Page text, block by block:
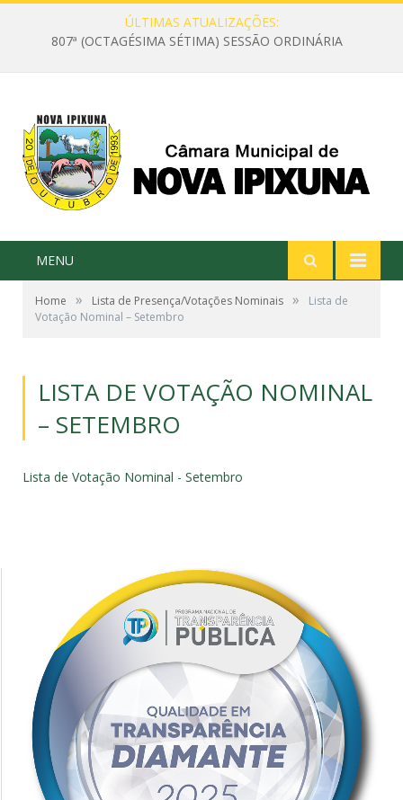
ÚLTIMAS ATUALIZAÇÕES:
807ª (OCTAGÉSIMA SÉTIMA) SESSÃO ORDINÁRIA
MENU
Home » Lista de Presença/Votações Nominais »
Lista de
Votação Nominal – Setembro
LISTA DE VOTAÇÃO NOMINAL
– SETEMBRO
Lista de Votação Nominal - Setembro